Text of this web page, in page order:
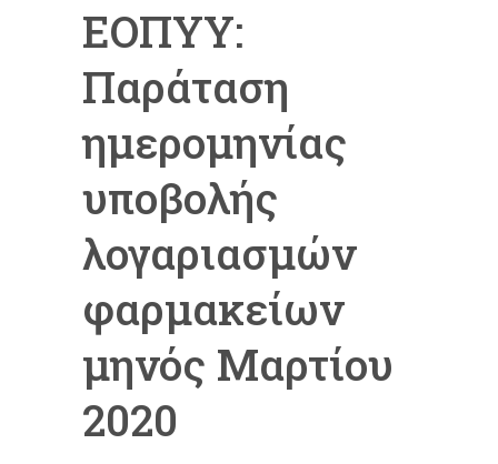
ΕΟΠΥΥ:
Παράταση
ημερομηνίας
υποβολής
λογαριασμών
φαρμακείων
μηνός Μαρτίου
2020